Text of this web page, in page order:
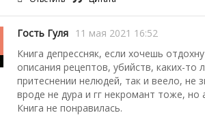
Гость Гуля 11 мая 2021 16:52
Книга депрессняк, если хочешь
описания рецептов, убийств, каких-
притеснении нелюдей, так и веело, не
вроде не дура и гг некромант тоже,
Книга не понравилась.